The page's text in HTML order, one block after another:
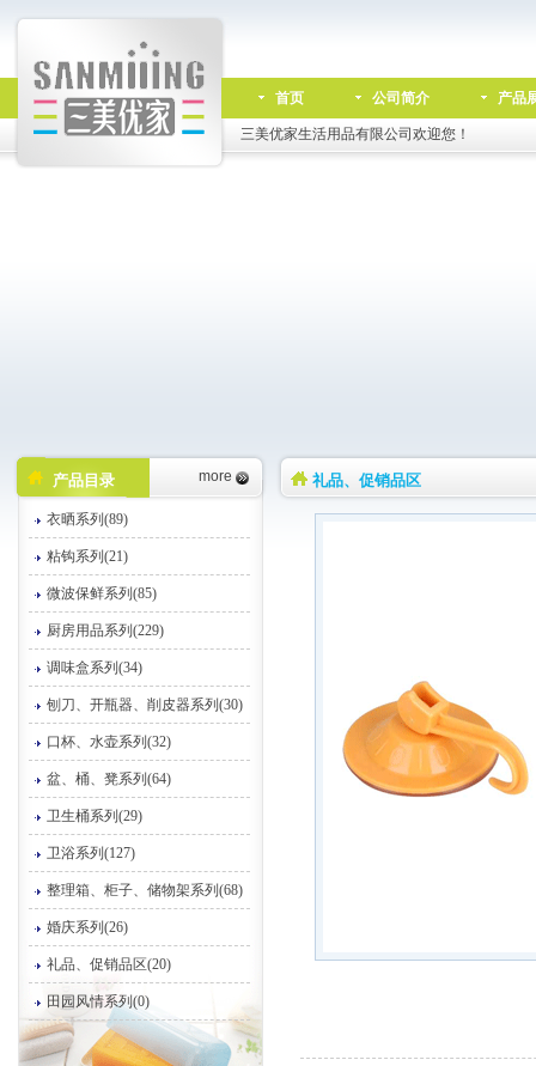
首页 公司简介 产品
三美优家生活用品有限公司欢迎您！
产品目录 more
衣晒系列(89)
粘钩系列(21)
微波保鲜系列(85)
厨房用品系列(229)
调味盒系列(34)
刨刀、开瓶器、削皮器系列(30)
口杯、水壶系列(32)
盆、桶、凳系列(64)
卫生桶系列(29)
卫浴系列(127)
整理箱、柜子、储物架系列(68)
婚庆系列(26)
礼品、促销品区(20)
田园风情系列(0)
礼品、促销品区